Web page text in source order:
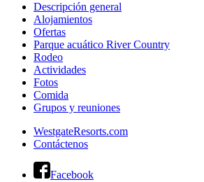
Descripción general
Alojamientos
Ofertas
Parque acuático River Country
Rodeo
Actividades
Fotos
Comida
Grupos y reuniones
WestgateResorts.com
Contáctenos
Facebook